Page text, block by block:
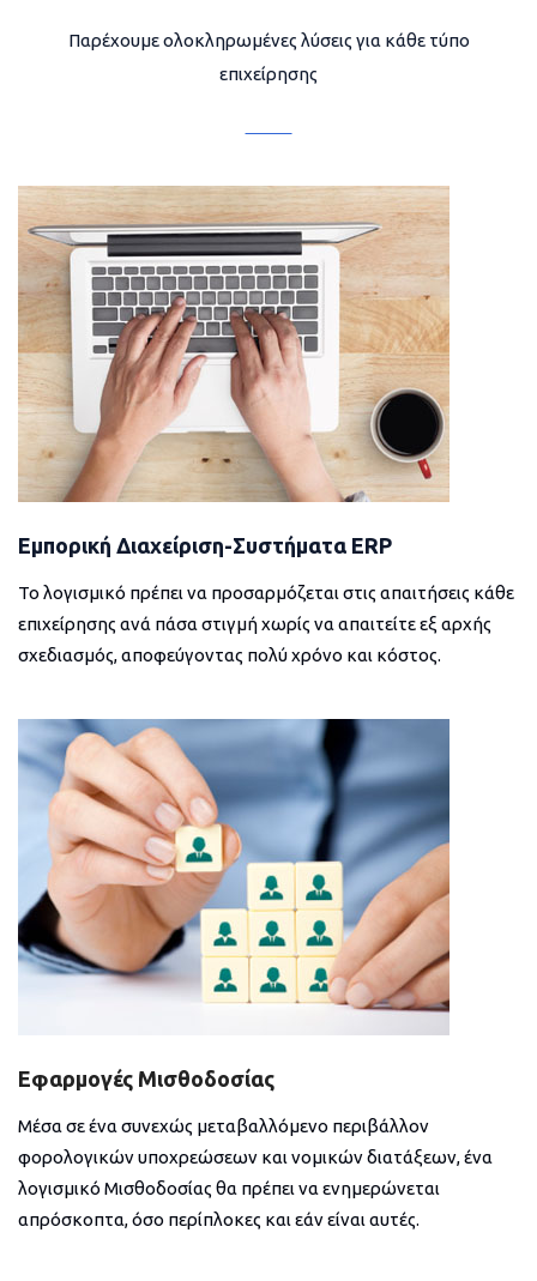
Παρέχουμε ολοκληρωμένες λύσεις για κάθε τύπο
επιχείρησης
Εμπορική Διαχείριση-Συστήματα ERP
Το λογισμικό πρέπει να προσαρμόζεται στις απαιτήσεις κάθε
επιχείρησης ανά πάσα στιγμή χωρίς να απαιτείτε εξ αρχής
σχεδιασμός, αποφεύγοντας πολύ χρόνο και κόστος.
Εφαρμογές Μισθοδοσίας
Μέσα σε ένα συνεχώς μεταβαλλόμενο περιβάλλον
φορολογικών υποχρεώσεων και νομικών διατάξεων, ένα
λογισμικό Μισθοδοσίας θα πρέπει να ενημερώνεται
απρόσκοπτα, όσο περίπλοκες και εάν είναι αυτές.